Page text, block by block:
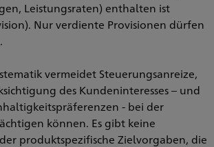
Leistungsraten) enthalten ist
Nur verdiente Provisionen dürfen
vermeidet Steuerungsanreize,
des Kundeninteresses – und
- bei der
können. Es gibt keine
produktspezifische Zielvorgaben, die